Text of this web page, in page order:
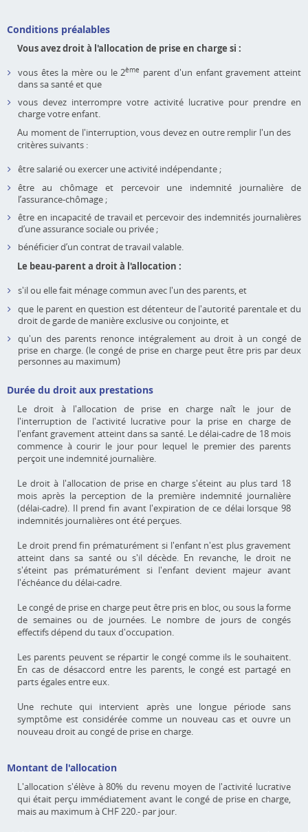
Conditions préalables
Vous avez droit à l'allocation de prise en charge si :
vous êtes la mère ou le 2ème parent d'un enfant gravement atteint
dans sa santé et que
vous devez interrompre votre activité lucrative pour prendre en
charge votre enfant.
Au moment de l'interruption, vous devez en outre remplir l'un des
critères suivants :
être salarié ou exercer une activité indépendante ;
être au chômage et percevoir une indemnité journalière de
l’assurance-chômage ;
être en incapacité de travail et percevoir des indemnités journalières
d’une assurance sociale ou privée ;
bénéficier d’un contrat de travail valable.
Le beau-parent a droit à l'allocation :
s'il ou elle fait ménage commun avec l'un des parents, et
que le parent en question est détenteur de l'autorité parentale et du
droit de garde de manière exclusive ou conjointe, et
qu'un des parents renonce intégralement au droit à un congé de
prise en charge. (le congé de prise en charge peut être pris par deux
personnes au maximum)
Durée du droit aux prestations
Le droit à l'allocation de prise en charge naît le jour de
l'interruption de l'activité lucrative pour la prise en charge de
l'enfant gravement atteint dans sa santé. Le délai-cadre de 18 mois
commence à courir le jour pour lequel le premier des parents
perçoit une indemnité journalière.
Le droit à l'allocation de prise en charge s'éteint au plus tard 18
mois après la perception de la première indemnité journalière
(délai-cadre). Il prend fin avant l'expiration de ce délai lorsque 98
indemnités journalières ont été perçues.
Le droit prend fin prématurément si l'enfant n'est plus gravement
atteint dans sa santé ou s'il décède. En revanche, le droit ne
s'éteint pas prématurément si l'enfant devient majeur avant
l'échéance du délai-cadre.
Le congé de prise en charge peut être pris en bloc, ou sous la forme
de semaines ou de journées. Le nombre de jours de congés
effectifs dépend du taux d'occupation.
Les parents peuvent se répartir le congé comme ils le souhaitent.
En cas de désaccord entre les parents, le congé est partagé en
parts égales entre eux.
Une rechute qui intervient après une longue période sans
symptôme est considérée comme un nouveau cas et ouvre un
nouveau droit au congé de prise en charge.
Montant de l'allocation
L'allocation s'élève à 80% du revenu moyen de l'activité lucrative
qui était perçu immédiatement avant le congé de prise en charge,
mais au maximum à CHF 220.- par jour.